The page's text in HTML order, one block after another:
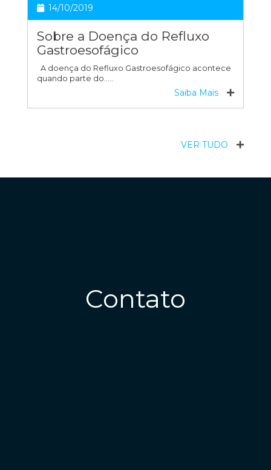
14/10/2019
Sobre a Doença do Refluxo
Gastroesofágico
A doença do Refluxo Gastroesofágico acontece
quando parte do…..
Saiba Mais
VER TUDO
Contato